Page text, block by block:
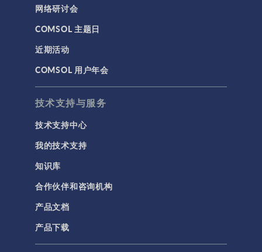
网络研讨会
COMSOL 主题日
近期活动
COMSOL 用户年会
技术支持与服务
技术支持中心
我的技术支持
知识库
合作伙伴和咨询机构
产品文档
产品下载